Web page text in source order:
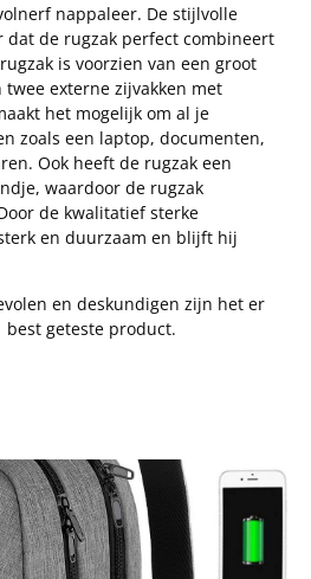
nappaleer. De stijlvolle
de rugzak perfect combineert
is voorzien van een groot
externe zijvakken met
het mogelijk om al je
zoals een laptop, documenten,
Ook heeft de rugzak een
waardoor de rugzak
de kwalitatief sterke
en duurzaam en blijft hij
en deskundigen zijn het er
best geteste product.